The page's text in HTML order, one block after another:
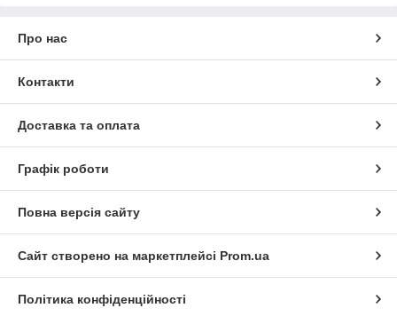
Про нас
Контакти
Доставка та оплата
Графік роботи
Повна версія сайту
Сайт створено на маркетплейсі Prom.ua
Політика конфіденційності